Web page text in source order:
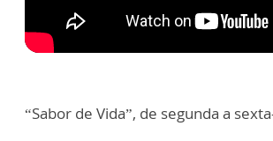
“Sabor de Vida”, de segunda a